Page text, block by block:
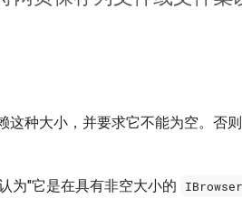
版本
这种大小，并要求它不能为空。否
为"它是在具有非空大小的